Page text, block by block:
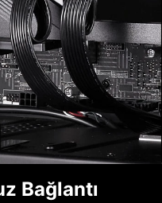
Bağlantı